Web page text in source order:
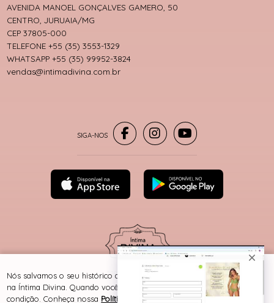
AVENIDA MANOEL GONÇALVES GAMERO, 50
CENTRO, JURUAIA/MG
CEP 37805-000
TELEFONE +55 (35) 3553-1329
WHATSAPP +55 (35) 99952-3824
vendas@intimadivina.com.br
® TODOS DIREITOS RESERVADOS
Nós salvamos o seu histórico de uso pra oferecer a melhor experiência
na Íntima Divina. Quando você navega no nosso site, aceita esta
condição. Conheça nossa Política de Cookies e Privacidade.